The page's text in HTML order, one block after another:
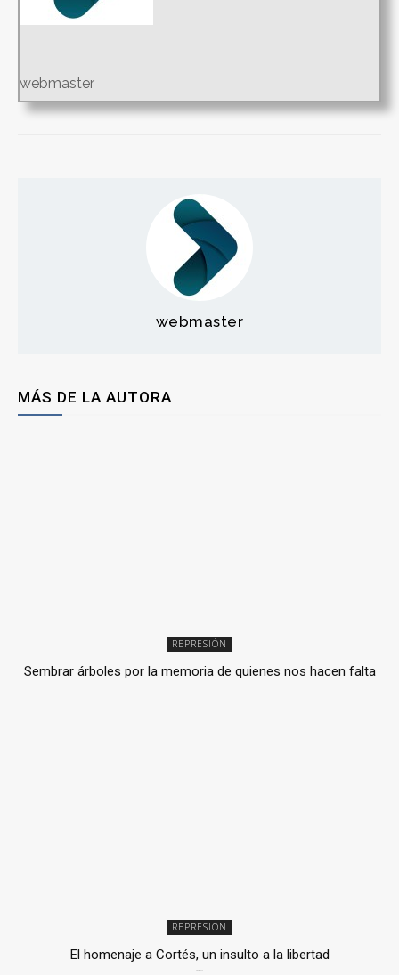
webmaster
webmaster
MÁS DE LA AUTORA
REPRESIÓN
Sembrar árboles por la memoria de quienes nos hacen falta
REPRESIÓN
El homenaje a Cortés, un insulto a la libertad